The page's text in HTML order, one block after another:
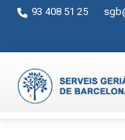
93 408 51 25